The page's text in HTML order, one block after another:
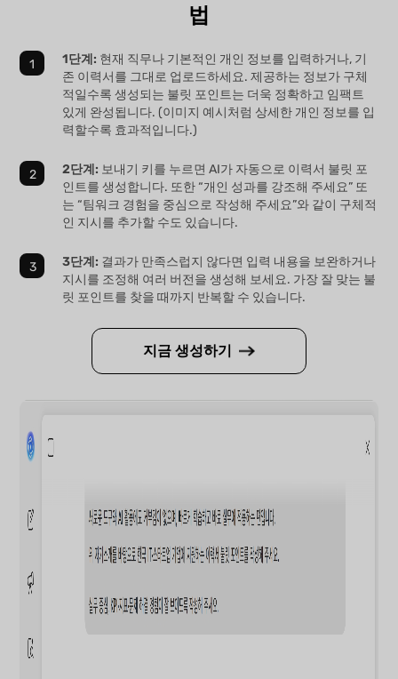
법
1단계: 현재 직무나 기본적인 개인 정보를 입력하거나, 기
존 이력서를 그대로 업로드하세요. 제공하는 정보가 구체
적일수록 생성되는 불릿 포인트는 더욱 정확하고 임팩트
있게 완성됩니다. (이미지 예시처럼 상세한 개인 정보를 입
력할수록 효과적입니다.)
2단계: 보내기 키를 누르면 AI가 자동으로 이력서 불릿 포
인트를 생성합니다. 또한 “개인 성과를 강조해 주세요” 또
는 “팀워크 경험을 중심으로 작성해 주세요”와 같이 구체적
인 지시를 추가할 수도 있습니다.
3단계: 결과가 만족스럽지 않다면 입력 내용을 보완하거나
지시를 조정해 여러 버전을 생성해 보세요. 가장 잘 맞는 불
릿 포인트를 찾을 때까지 반복할 수 있습니다.
지금 생성하기